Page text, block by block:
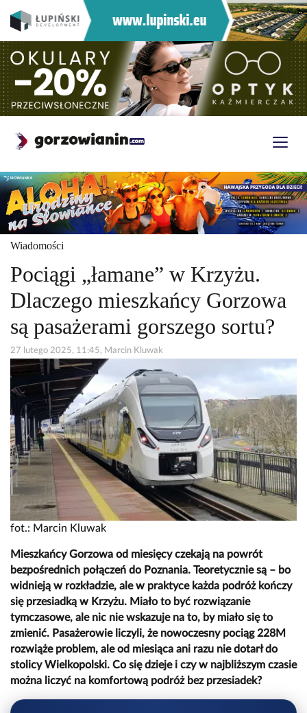
Wiadomości
Pociągi „łamane” w Krzyżu.
Dlaczego mieszkańcy Gorzowa
są pasażerami gorszego sortu?
27 lutego 2025, 11:45, Marcin Kluwak
fot.: Marcin Kluwak
Mieszkańcy Gorzowa od miesięcy czekają na powrót
bezpośrednich połączeń do Poznania. Teoretycznie są – bo
widnieją w rozkładzie, ale w praktyce każda podróż kończy
się przesiadką w Krzyżu. Miało to być rozwiązanie
tymczasowe, ale nic nie wskazuje na to, by miało się to
zmienić. Pasażerowie liczyli, że nowoczesny pociąg 228M
rozwiąże problem, ale od miesiąca ani razu nie dotarł do
stolicy Wielkopolski. Co się dzieje i czy w najbliższym czasie
można liczyć na komfortową podróż bez przesiadek?